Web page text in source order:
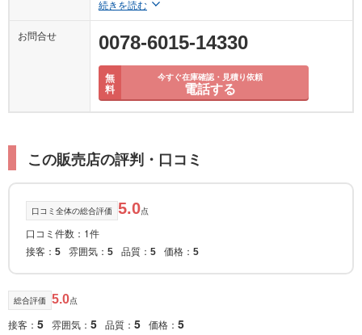
続きを読む
お問合せ 0078-6015-14330
無
料
今すぐ在庫確認・見積り依頼
電話する
この販売店の評判・口コミ
口コミ全体の総合評価 5.0点
口コミ件数：1件
接客： 5 雰囲気： 5 品質： 5 価格： 5
総合評価 5.0点
接客： 5 雰囲気： 5 品質： 5 価格： 5